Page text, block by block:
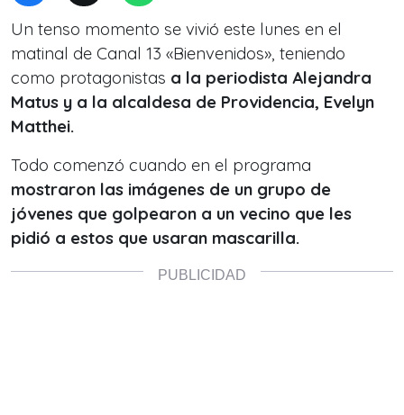
Un tenso momento se vivió este lunes en el
matinal de Canal 13 «Bienvenidos», teniendo
como protagonistas a la periodista Alejandra
Matus y a la alcaldesa de Providencia, Evelyn
Matthei.
Todo comenzó cuando en el programa
mostraron las imágenes de un grupo de
jóvenes que golpearon a un vecino que les
pidió a estos que usaran mascarilla.